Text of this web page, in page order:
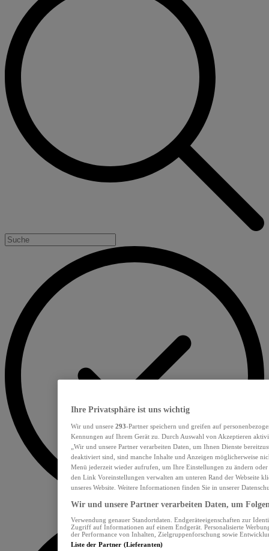
Ihre Privatsphäre ist uns wichtig
Wir und unsere 293-Partner speichern und greifen auf
Kennungen auf Ihrem Gerät zu. Durch Auswahl von Akzeptieren
„Wir und unsere Partner verarbeiten Daten, um Ihnen Dienste
deaktiviert sind, sind manche Inhalte und Anzeigen möglicherweise
Menü jederzeit wieder aufrufen, um Ihre Einstellungen zu ändern
den Link Voreinstellungen verwalten am unteren Rand der Webseite
unseres Website. Weitere Informationen finden Sie in unserer
Wir und unsere Partner verarbeiten Daten, um
Verwendung genauer Standortdaten. Endgeräteeigenschaften zur
Zugriff auf Informationen auf einem Endgerät. Personalisierte
der Performance von Inhalten, Zielgruppenforschung sowie
Liste der Partner (Lieferanten)